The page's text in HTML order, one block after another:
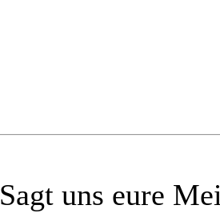
Sagt uns eure